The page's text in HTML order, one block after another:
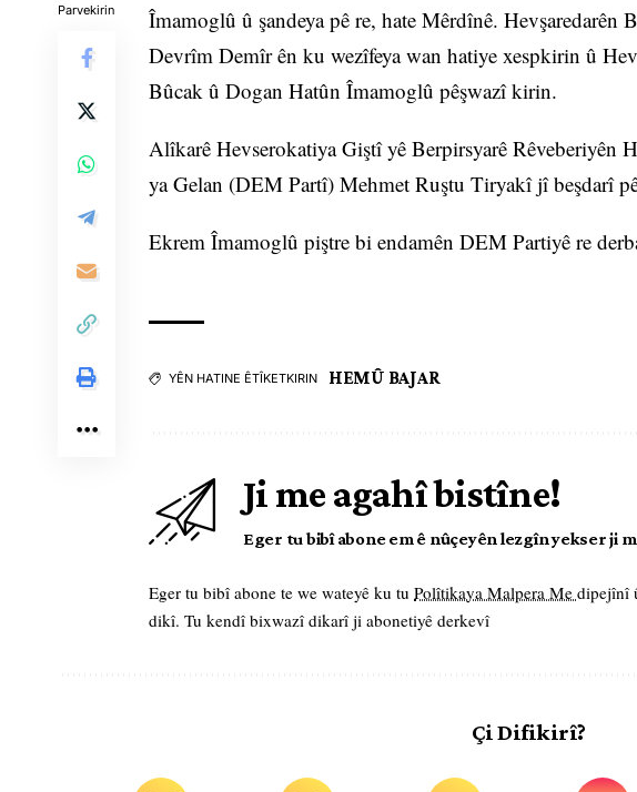
Parvekirin
Îmamoglû û şandeya pê re, hate Mêrdînê.
Devrîm Demîr ên ku wezîfeya wan hatiye xespkirin û
Bûcak û Dogan Hatûn Îmamoglû pêşwazî kirin.
Alîkarê Hevserokatiya Giştî yê Berpirsyarê Rêveberiyên
ya Gelan (DEM Partî) Mehmet Ruştu Tiryakî jî beşdarî
Ekrem Îmamoglû piştre bi endamên DEM Partiyê re
YÊN HATINE ÊTÎKETKIRIN HEMÛ BAJAR
Ji me agahî bistîne!
Eger tu bibî abone em ê nûçeyên lezgîn yekser ji
Eger tu bibî abone te we wateyê ku tu Polîtikaya Malpera Me dipejînî
dikî. Tu kendî bixwazî dikarî ji abonetiyê derkevî
Çi Difikirî?